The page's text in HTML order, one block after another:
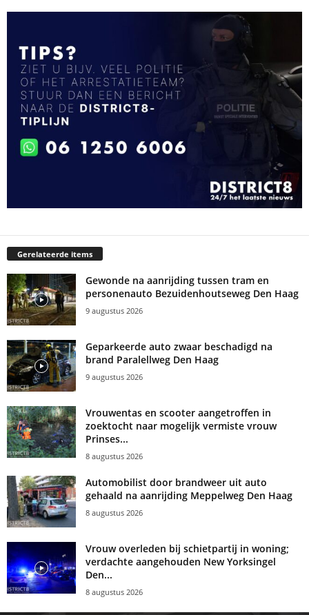
Gerelateerde items
Gewonde na aanrijding tussen tram en
personenauto Bezuidenhoutseweg Den Haag
9 augustus 2026
Geparkeerde auto zwaar beschadigd na
brand Paralellweg Den Haag
9 augustus 2026
Vrouwentas en scooter aangetroffen in
zoektocht naar mogelijk vermiste vrouw
Prinses...
8 augustus 2026
Automobilist door brandweer uit auto
gehaald na aanrijding Meppelweg Den Haag
8 augustus 2026
Vrouw overleden bij schietpartij in woning;
verdachte aangehouden New Yorksingel
Den...
8 augustus 2026